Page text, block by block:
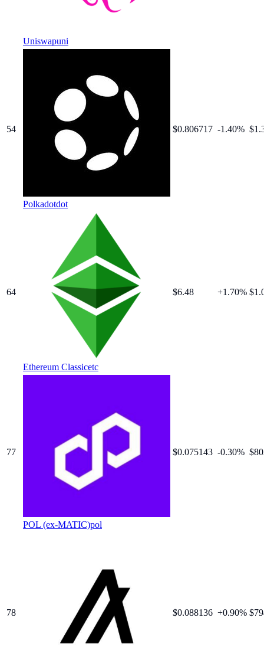
Uniswapuni
54
Polkadotdot
$0.806717 -1.40%
64
Ethereum Classicetc
$6.48 +1.70%
77
POL (ex-MATIC)pol
$0.075143 -0.30%
78 $0.088136 +0.90%